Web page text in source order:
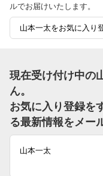
ルでお届けいたします。
山本一太をお気に入り
現在受け付け中の
ん。
お気に入り登録を
る最新情報をメー
山本一太